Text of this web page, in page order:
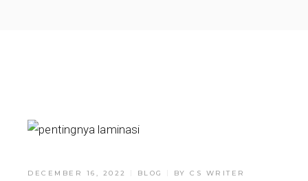
DECEMBER 16, 2022 BLOG BYCS WRITER